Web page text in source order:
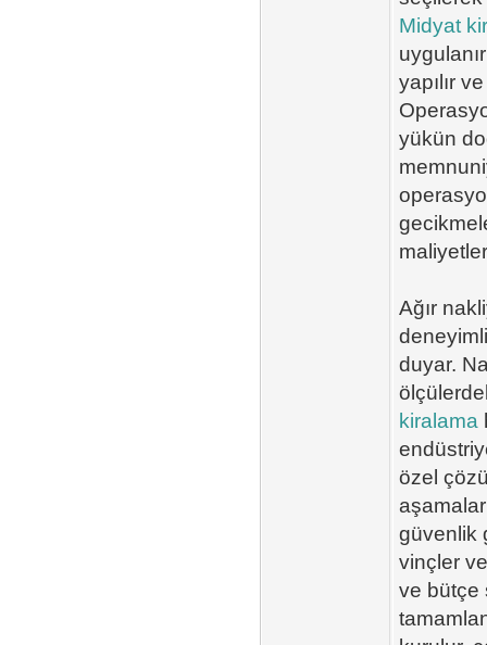
Midyat
yapılır
yükün
Ağır
duyar.
kiralama
özel
güvenlik
vinçler
ve bütçe